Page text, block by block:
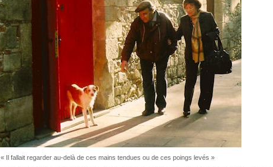
« Il fallait regarder au-delà de ces mains tendues ou de ces poings levés »